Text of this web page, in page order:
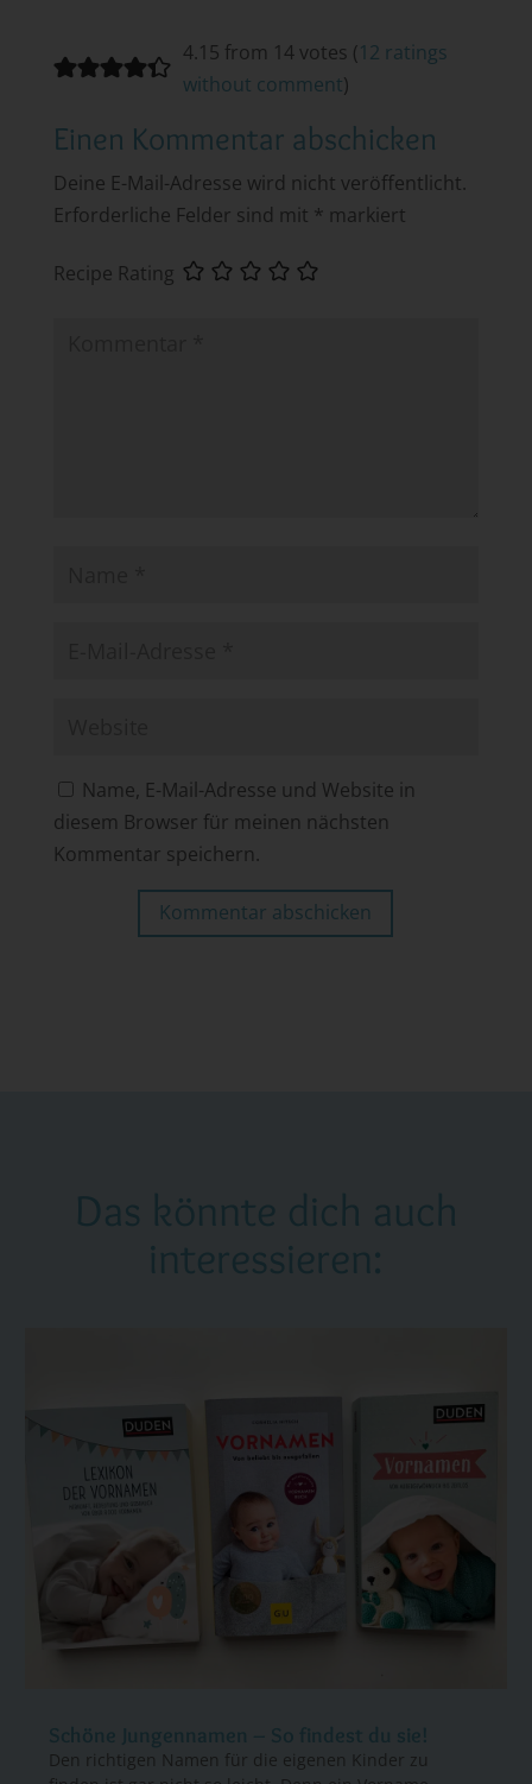
4.15 from 14 votes (12 ratings
without comment)
Einen Kommentar abschicken
Deine E-Mail-Adresse wird nicht veröffentlicht.
Erforderliche Felder sind mit * markiert
Recipe Rating
Name, E-Mail-Adresse und Website in
diesem Browser für meinen nächsten
Kommentar speichern.
Kommentar abschicken
Das könnte dich auch
interessieren:
Schöne Jungennamen – So findest du sie!
Den richtigen Namen für die eigenen Kinder zu